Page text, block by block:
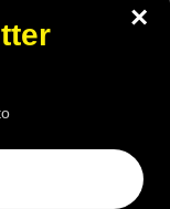
especial no
×